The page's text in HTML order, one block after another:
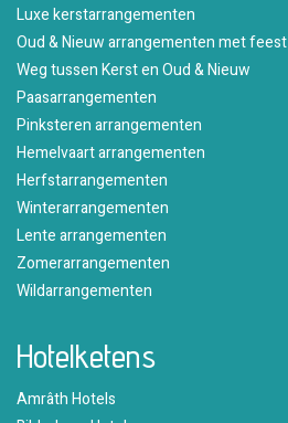
Luxe kerstarrangementen
Oud & Nieuw arrangementen met feest
Weg tussen Kerst en Oud & Nieuw
Paasarrangementen
Pinksteren arrangementen
Hemelvaart arrangementen
Herfstarrangementen
Winterarrangementen
Lente arrangementen
Zomerarrangementen
Wildarrangementen
Hotelketens
Amrâth Hotels